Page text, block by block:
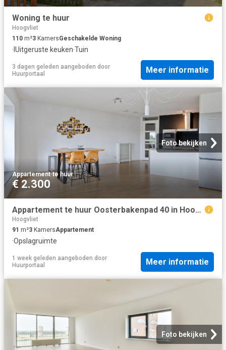
Woning te huur
Hoogvliet
110 m²3 KamersGeschakelde Woning
· IUitgeruste keuken·Tuin
3 dagen geleden aangeboden door
Huurportaal
Meer informatie
Foto bekijken
Appartement·te huur
€ 2.300
Appartement te huur Oosterbakenpad 40 in Hoogvliet Rotterdam voor € 2.300
Hoogvliet
91 m²3 KamersAppartement
·Opslagruimte
1 week geleden aangeboden door
Huurportaal
Meer informatie
Foto bekijken